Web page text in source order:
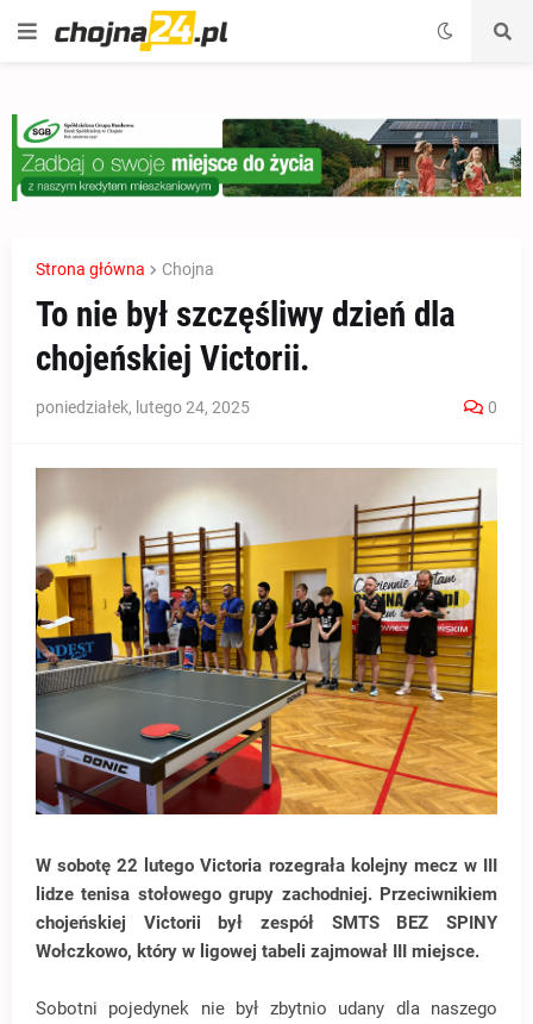
Strona główna Chojna
To nie był szczęśliwy dzień dla
chojeńskiej Victorii.
poniedziałek, lutego 24, 2025 0
W sobotę 22 lutego Victoria rozegrała kolejny mecz w III
lidze tenisa stołowego grupy zachodniej. Przeciwnikiem
chojeńskiej Victorii był zespół SMTS BEZ SPINY
Wołczkowo, który w ligowej tabeli zajmował III miejsce.
Sobotni pojedynek nie był zbytnio udany dla naszego